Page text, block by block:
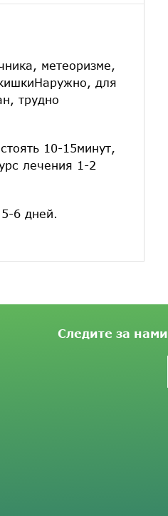
метеоризме,
для
трудно
10-15минут,
лечения 1-2
6 дней.
Следите за нами